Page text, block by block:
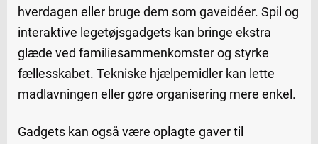
hverdagen eller bruge dem som gaveidéer. Spil og
interaktive legetøjsgadgets kan bringe ekstra
glæde ved familiesammenkomster og styrke
fællesskabet. Tekniske hjælpemidler kan lette
madlavningen eller gøre organisering mere enkel.
Gadgets kan også være oplagte gaver til